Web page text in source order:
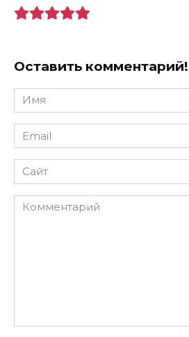
Оставить комментарий!
Имя
*
Email
*
Сайт
Комментарий